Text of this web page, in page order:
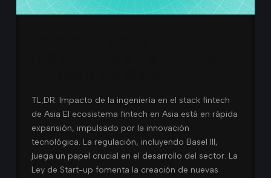
TL;DR: Impacto de la ingeniería en el stack fintech
de Asia El ecosistema fintech en Asia está en rápida
expansión, impulsado por la innovación
tecnológica. La regulación, incluyendo Basel III,
juega un papel crucial en el desarrollo del sector. La
Ley de Start-up fomenta la creación de nuevas